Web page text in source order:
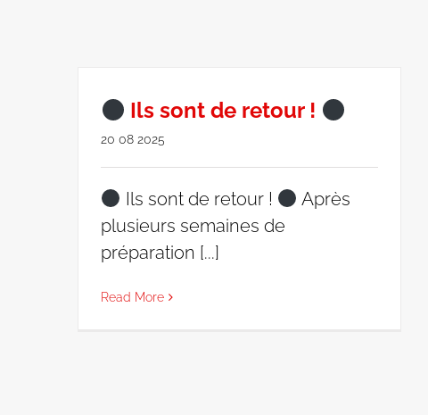
Ils sont de retour !
20 08 2025
Ils sont de retour !
Après
plusieurs semaines de
préparation [...]
Read More